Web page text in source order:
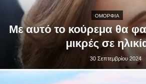
ΟΜΟΡΦΙΑ
Με αυτό το κούρεμα θα
μικρές σε
30 Σεπτεμβρίου 2024